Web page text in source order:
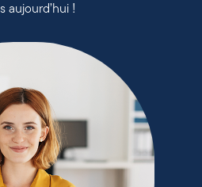
aujourd’hui !